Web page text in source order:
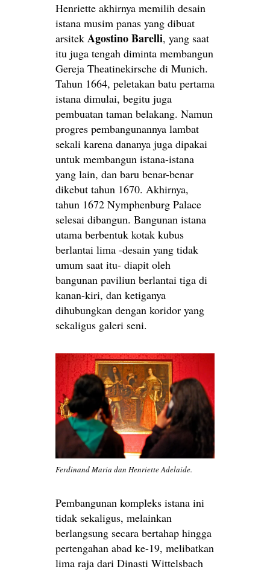
Henriette akhirnya memilih desain
istana musim panas yang dibuat
arsitek Agostino Barelli, yang saat
itu juga tengah diminta membangun
Gereja Theatinekirsche di Munich.
Tahun 1664, peletakan batu pertama
istana dimulai, begitu juga
pembuatan taman belakang. Namun
progres pembangunannya lambat
sekali karena dananya juga dipakai
untuk membangun istana-istana
yang lain, dan baru benar-benar
dikebut tahun 1670. Akhirnya,
tahun 1672 Nymphenburg Palace
selesai dibangun. Bangunan istana
utama berbentuk kotak kubus
berlantai lima -desain yang tidak
umum saat itu- diapit oleh
bangunan paviliun berlantai tiga di
kanan-kiri, dan ketiganya
dihubungkan dengan koridor yang
sekaligus galeri seni.
Ferdinand Maria dan Henriette Adelaide.
Pembangunan kompleks istana ini
tidak sekaligus, melainkan
berlangsung secara bertahap hingga
pertengahan abad ke-19, melibatkan
lima raja dari Dinasti Wittelsbach